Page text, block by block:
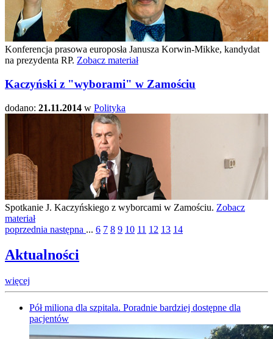
Konferencja prasowa europosła Janusza Korwin-Mikke, kandydat
na prezydenta RP. Zobacz materiał
Kaczyński z "wyborami" w Zamościu
dodano: 21.11.2014 w Polityka
Spotkanie J. Kaczyńskiego z wyborcami w Zamościu. Zobacz
materiał
poprzednia następna ... 6 7 8 9 10 11 12 13 14
Aktualności
więcej
Pół miliona dla szpitala. Poradnie bardziej dostępne dla
pacjentów